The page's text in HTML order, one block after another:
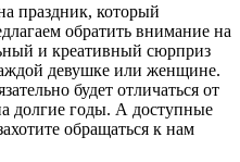
праздник, который
обратить внимание на
и креативный сюрприз
девушке или женщине.
будет отличаться от
долгие годы. А доступные
обращаться к нам